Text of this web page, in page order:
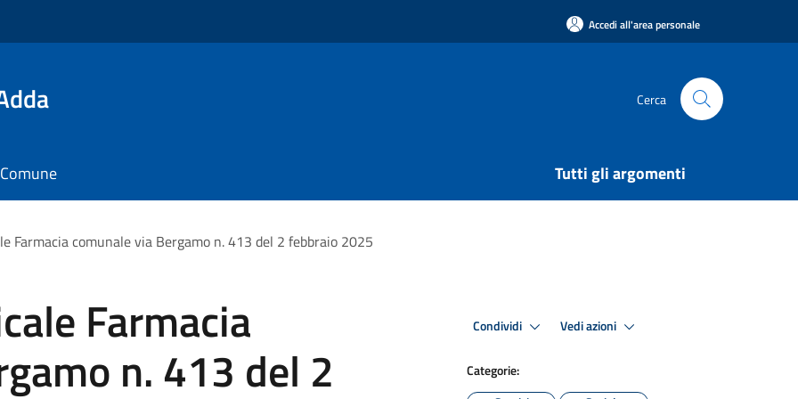
Accedi all'area personale
Cerca
Tutti gli argomenti
Farmacia comunale via Bergamo n. 413 del 2 febbraio 2025
Farmacia
n. 413 del 2
Condividi Vedi azioni
Categorie: